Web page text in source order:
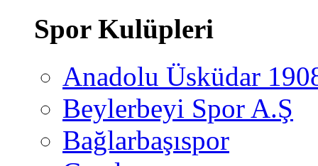
Spor Kulüpleri
Anadolu Üsküdar
Beylerbeyi Spor A.Ş
Bağlarbaşıspor